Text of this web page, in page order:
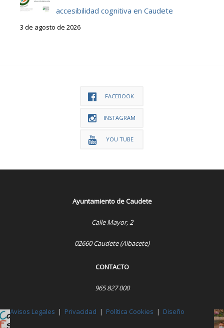
accesibilidad cognitiva en Caudete
3 de agosto de 2026
FACEBOOK
INSTAGRAM
YOU TUBE
Ayuntamiento de Caudete
Calle Mayor, 2
02660 Caudete (Albacete)
CONTACTO
965 827 000
Avisos Legales | Privacidad | Política Cookies | Diseño